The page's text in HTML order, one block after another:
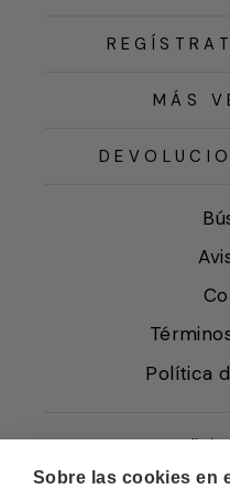
Sobre las cookies en
MÁS
Política